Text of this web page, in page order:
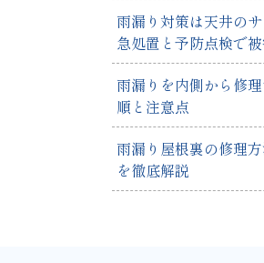
雨漏り対策は天井の
急処置と予防点検で
雨漏りを内側から修
順と注意点
雨漏り屋根裏の修理
を徹底解説